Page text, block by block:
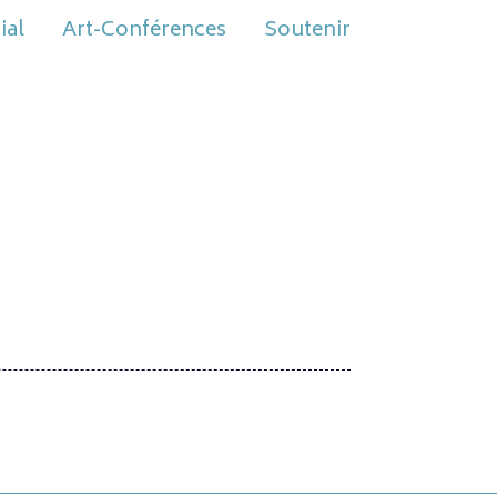
Art-Conférences Soutenir